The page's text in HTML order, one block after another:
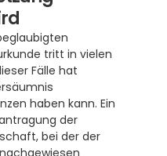
tritt in vielen
Fälle hat
haben kann. Ein
der
bei der der